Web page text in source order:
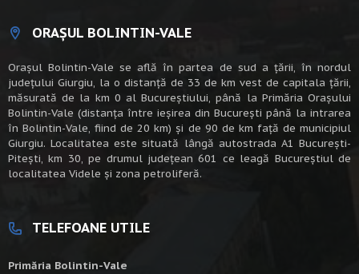
ORAȘUL BOLINTIN-VALE
Oraşul Bolintin-Vale se află în partea de sud a ţării, în nordul
judeţului Giurgiu, la o distanţă de 33 de km vest de capitala țării,
măsurată de la km 0 al Bucureștiului, până la Primăria Orașului
Bolintin-Vale (distanța între ieșirea din București până la intrarea
în Bolintin-Vale, fiind de 20 km) şi de 90 de km faţă de municipiul
Giurgiu. Localitatea este situată lângă autostrada A1 Bucureşti-
Piteşti, km 30, pe drumul judeţean 601 ce leagă Bucureştiul de
localitatea Videle şi zona petroliferă.
TELEFOANE UTILE
Primăria Bolintin-Vale